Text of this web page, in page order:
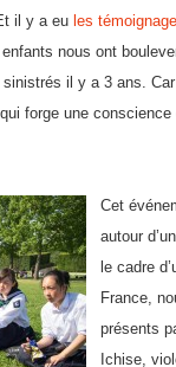
il y a eu les
nous ont
il y a 3 ans.
forge une
Cet
autour
le cadre
France,
présents
Ichise,